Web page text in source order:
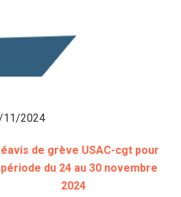
11/2024
de grève USAC-cgt pour
du 24 au 30 novembre
2024